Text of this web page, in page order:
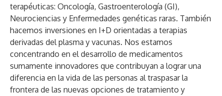
terapéuticas: Oncología, Gastroenterología (GI),
Neurociencias y Enfermedades genéticas raras. También
hacemos inversiones en I+D orientadas a terapias
derivadas del plasma y vacunas. Nos estamos
concentrando en el desarrollo de medicamentos
sumamente innovadores que contribuyan a lograr una
diferencia en la vida de las personas al traspasar la
frontera de las nuevas opciones de tratamiento y